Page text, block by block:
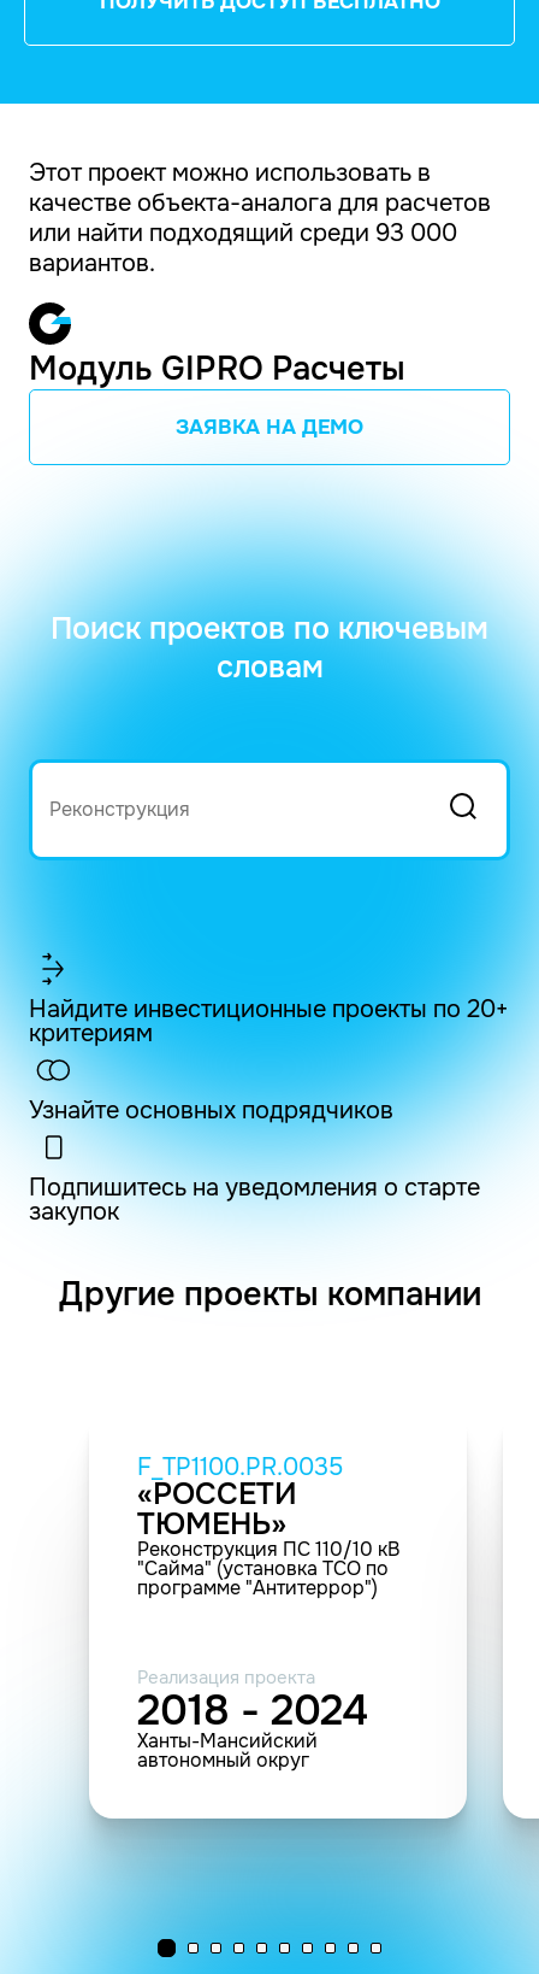
Этот проект можно использовать в
качестве объекта-аналога для расчетов
или найти подходящий среди 93 000
вариантов.
Модуль GIPRO Расчеты
ЗАЯВКА НА ДЕМО
Поиск проектов по ключевым
словам
Найдите инвестиционные проекты по 20+
критериям
Узнайте основных подрядчиков
Подпишитесь на уведомления о старте
закупок
Другие проекты компании
F_TP1100.PR.0035
«РОССЕТИ
ТЮМЕНЬ»
Реконструкция ПС 110/10 кВ
"Сайма" (установка ТСО по
программе "Антитеррор")
Реализация проекта
2018 - 2024
Ханты-Мансийский
автономный округ